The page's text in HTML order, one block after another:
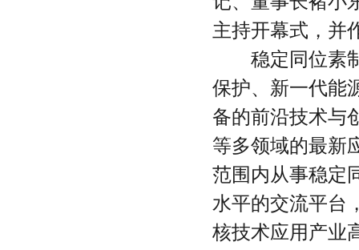
主持开幕式，并
稳定同位素
保护、新一代能
备的前沿技术与
等多领域的最新
范围内从事稳定
水平的交流平台
核技术应用产业